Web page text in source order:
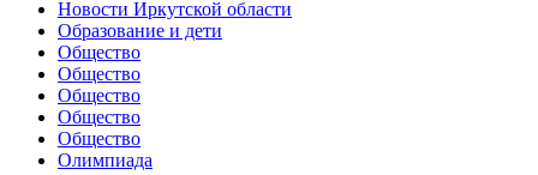
Новости Иркутской области
Образование и дети
Общество
Общество
Общество
Общество
Общество
Олимпиада